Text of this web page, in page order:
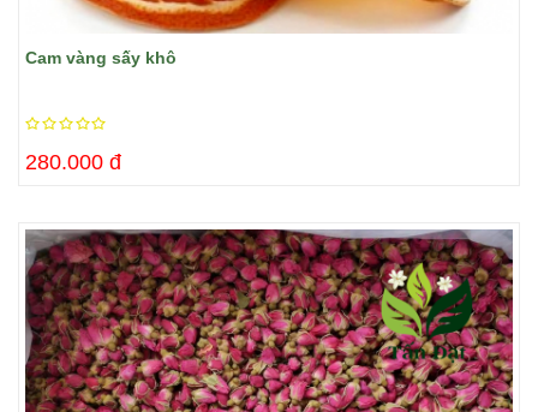
Cam vàng sấy khô
280.000 đ